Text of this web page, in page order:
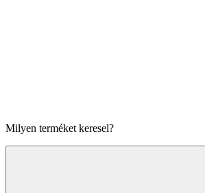
Milyen terméket keresel?